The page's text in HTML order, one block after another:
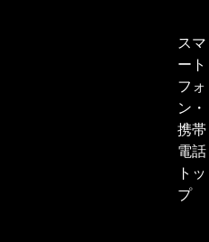
スマ
ート
フォ
ン・
携帯
電話
トッ
プ